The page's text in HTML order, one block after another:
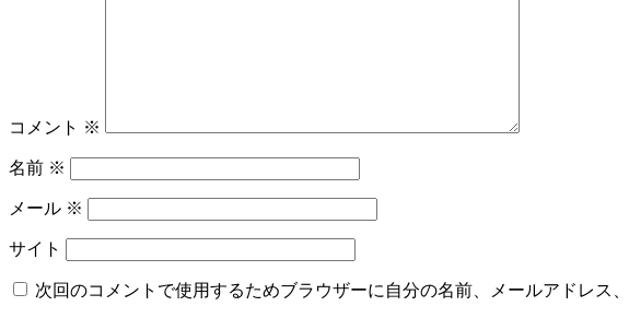
コメント ※
名前 ※
メール ※
サイト
次回のコメントで使用するためブラウザーに自分の名前、メールアドレス